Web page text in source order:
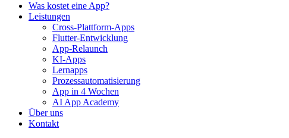
Was kostet eine App?
Leistungen
Cross-Plattform-Apps
Flutter-Entwicklung
App-Relaunch
KI-Apps
Lernapps
Prozessautomatisierung
App in 4 Wochen
AI App Academy
Über uns
Kontakt